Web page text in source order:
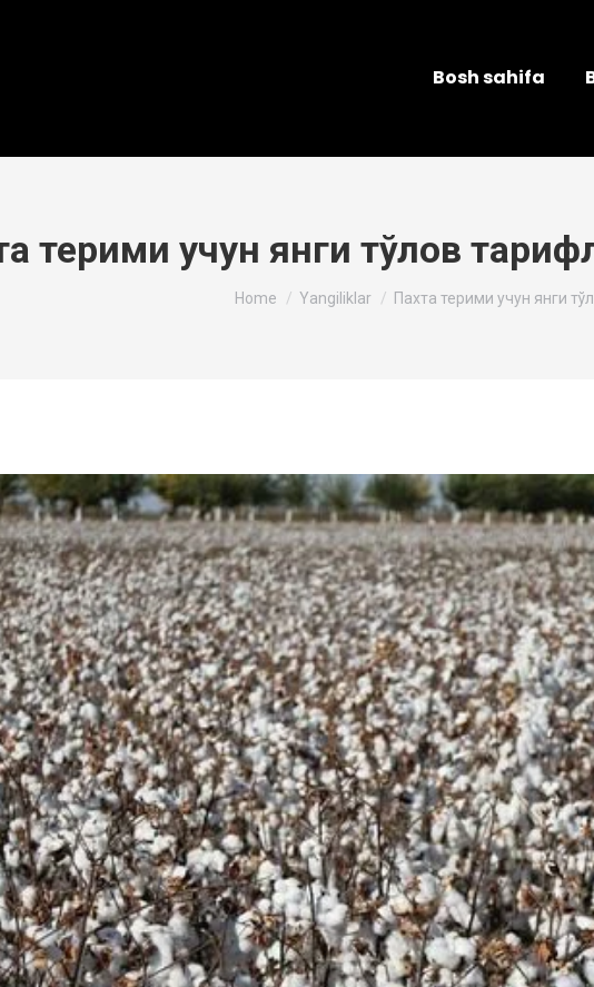
Bosh sahifa
терими учун янги тўлов
You are here:
Home Yangiliklar Пахта терими учун янги